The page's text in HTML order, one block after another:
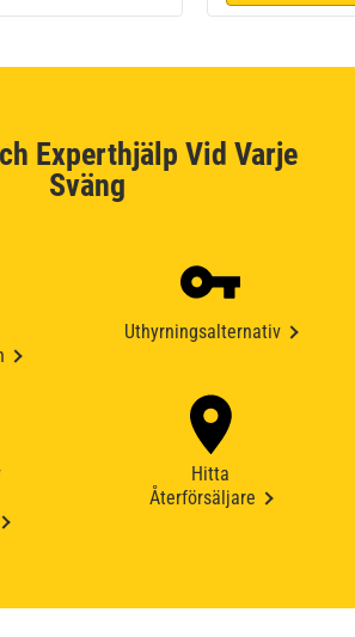
Experthjälp Vid Varje
Sväng
Uthyrningsalternativ
Hitta
Återförsäljare